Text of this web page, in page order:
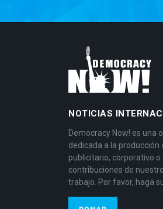
NOTICIAS
Democracy Now! es una
dedicada a la
publicitario, corporativo
contribuciones de
trabajo. Por favor, haga